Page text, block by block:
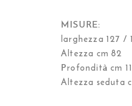
MISURE:
larghezza 127 /
Altezza cm 82
Profondità cm
Altezza seduta